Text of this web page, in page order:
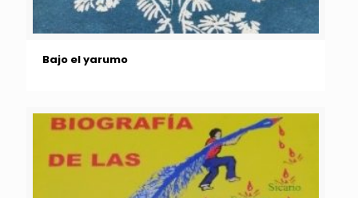
Bajo el yarumo